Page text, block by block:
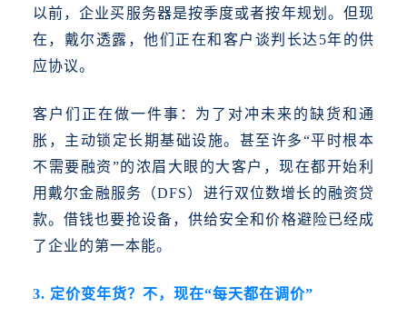
以前，企业买服务器是按季度或者按年规划。但现
在，戴尔透露，他们正在和客户谈判长达 5年的供
应协议。
客户们正在做一件事：为了对冲未来的缺货和通
胀，主动锁定长期基础设施。 甚至许多“平时根本
不需要融资”的浓眉大眼的大客户，现在都开始利
用戴尔金融服务（DFS）进行双位数增长的融资贷
款。借钱也要抢设备，供给安全和价格避险已经成
了企业的第一本能。
3. 定价变年货？不，现在“每天都在调价”